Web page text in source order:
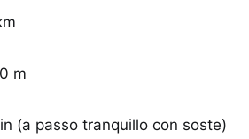
m
(a passo tranquillo con soste)